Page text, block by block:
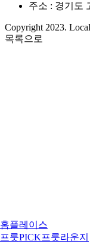
주소 : 경기도
Copyright 2023.
목록으로
홈플레이스
프룻PICK프룻라운지